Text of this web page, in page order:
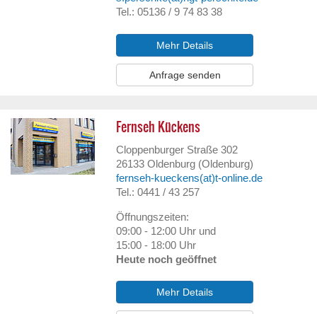
Tel.: 05136 / 9 74 83 38
Mehr Details
Anfrage senden
Fernseh Kückens
Cloppenburger Straße 302
26133 Oldenburg (Oldenburg)
fernseh-kueckens(at)t-online.de
Tel.: 0441 / 43 257
Öffnungszeiten:
09:00 - 12:00 Uhr und
15:00 - 18:00 Uhr
Heute noch geöffnet
Mehr Details